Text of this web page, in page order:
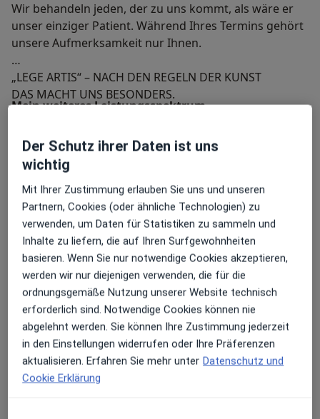
Wir behandeln jeden, der zu uns kommt, als wäre er
unser einziger Patient. Während Ihres Termins gehört
unsere Aufmerksamkeit nur Ihnen.
„LEGE ARTIS“ – NACH DEN REGELN DER KUNST
DAS MACHT UNS BESONDERS.
Speziell entwickeltes Prophylaxe-Konzept
Modernste Technik auf dem neuesten Stand der
Wir bieten Patienten jeden Alters eine hochwertige
Versorgungsqualität – für gesunde und strahlend
schöne Zähne.
Endodontologie
Implantologie
Parodontologie
Mein weiteres Leistungs­spektrum
Assistentinnen ist dafür speziell ausgebildet und
fortgebildet.
Allen voran Dr. Julian Grashoff, der durch seine Zeit in
Luzern nach Schweizer Qualitätsstandard arbeitet und
abgeschlossene Curricula in Implantologie und
Endodontie (Wurzelkanalbehandlung/ 2017) hat.
DAS HABEN SIE JETZT DAVON ...
Die Technik, Ausstattung und konzentrierte
Kompetenz in unserer Praxis ermöglichen
größtmögliche Nachhaltigkeit und Ästhetik sowie
maximale Schmerzfreiheit und Zeitersparnis.
mehrÜber mich
Weiterbildungen und Tätigkeitsschwerpunkte
Implantologie
Ästhetische Zahnmedizin
Endodontologie
Hauptsächlich behandelte Krankheiten
Parodontitis
Der Schutz ihrer Daten ist uns
wichtig
Mit Ihrer Zustimmung erlauben Sie uns und unseren
Partnern, Cookies (oder ähnliche Technologien) zu
verwenden, um Daten für Statistiken zu sammeln und
Inhalte zu liefern, die auf Ihren Surfgewohnheiten
basieren. Wenn Sie nur notwendige Cookies akzeptieren,
werden wir nur diejenigen verwenden, die für die
ordnungsgemäße Nutzung unserer Website technisch
erforderlich sind. Notwendige Cookies können nie
abgelehnt werden. Sie können Ihre Zustimmung jederzeit
in den Einstellungen widerrufen oder Ihre Präferenzen
aktualisieren. Erfahren Sie mehr unter Datenschutz und
Cookie Erklärung